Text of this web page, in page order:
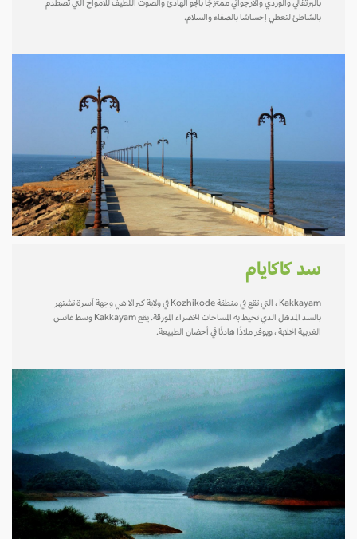
بالبرتقالي والوردي والأرجواني ممتزجًا بالجو الهادئ والصوت اللطيف للأمواج التي تصطدم
بالشاطئ لتعطي إحساسًا بالصفاء والسلام.
سد كاكايام
Kakkayam ، التي تقع في منطقة Kozhikode في ولاية كيرالا هي وجهة آسرة تشتهر
بالسد المذهل الذي تحيط به المساحات الخضراء المورقة. يقع Kakkayam وسط غاتس
الغربية الخلابة ، ويوفر ملاذًا هادئًا في أحضان الطبيعة.